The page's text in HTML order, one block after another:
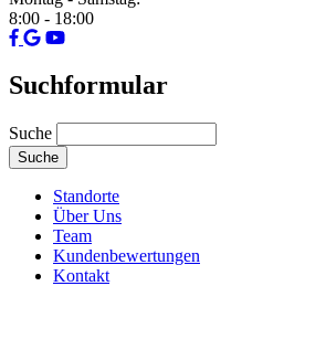
8:00 - 18:00
Suchformular
Suche
Standorte
Über Uns
Team
Kundenbewertungen
Kontakt